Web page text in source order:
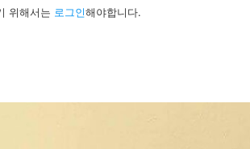
위해서는 로그인해야합니다.